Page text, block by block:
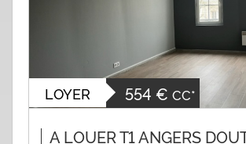
LOYER 554 € CC*
A LOUER T1 ANGERS